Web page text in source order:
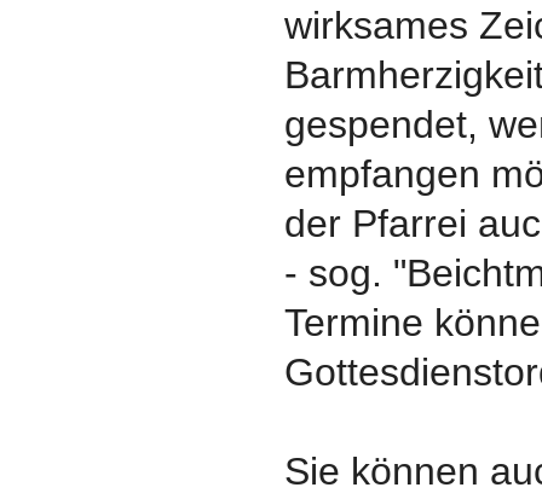
wirksames
gespendet,
empfangen
der Pfarrei
- sog.
Termine
Sie können